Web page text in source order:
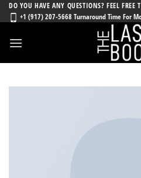
Skip
to
DO YOU HAVE ANY QUESTIONS? FEEL FREE
+1 (917) 207-5668 Turnaround Time For